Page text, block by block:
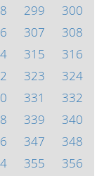
299
300
307
308
315
316
323
324
331
332
339
340
347
348
355 356